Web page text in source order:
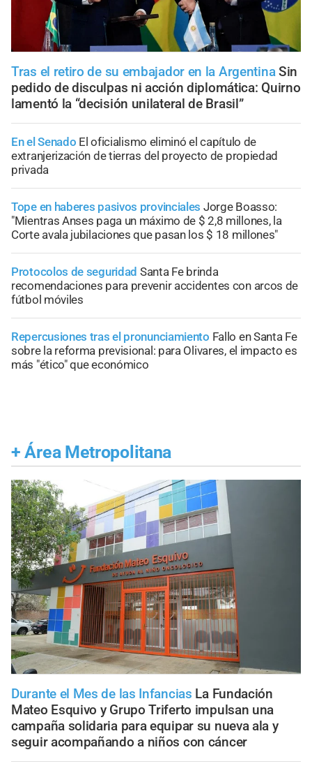
Tras el retiro de su embajador en la Argentina Sin
pedido de disculpas ni acción diplomática: Quirno
lamentó la “decisión unilateral de Brasil”
En el Senado El oficialismo eliminó el capítulo de
extranjerización de tierras del proyecto de propiedad
privada
Tope en haberes pasivos provinciales Jorge Boasso:
"Mientras Anses paga un máximo de $ 2,8 millones, la
Corte avala jubilaciones que pasan los $ 18 millones"
Protocolos de seguridad Santa Fe brinda
recomendaciones para prevenir accidentes con arcos de
fútbol móviles
Repercusiones tras el pronunciamiento Fallo en Santa Fe
sobre la reforma previsional: para Olivares, el impacto es
más "ético" que económico
+ Área Metropolitana
Durante el Mes de las Infancias La Fundación
Mateo Esquivo y Grupo Triferto impulsan una
campaña solidaria para equipar su nueva ala y
seguir acompañando a niños con cáncer